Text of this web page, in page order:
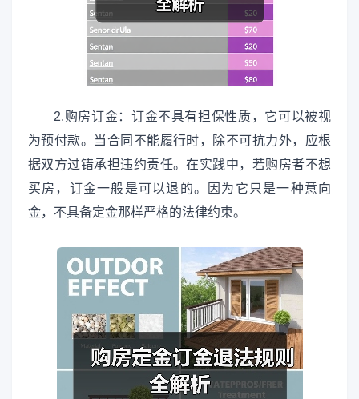
2.购房订金：订金不具有担保性质，它可以被视
为预付款。当合同不能履行时，除不可抗力外，应根
据双方过错承担违约责任。在实践中，若购房者不想
买房，订金一般是可以退的。因为它只是一种意向
金，不具备定金那样严格的法律约束。